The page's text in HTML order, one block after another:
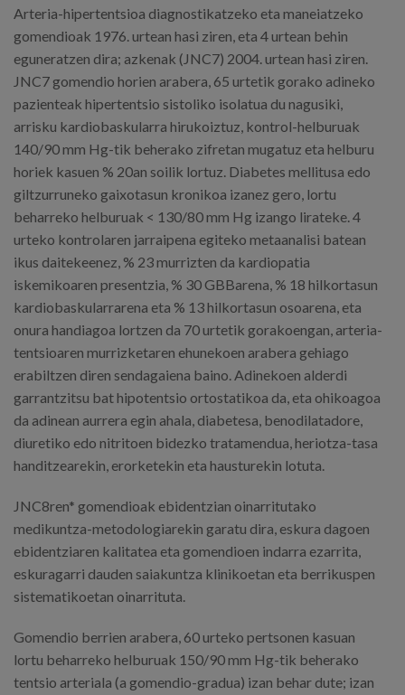
Arteria-hipertentsioa diagnostikatzeko eta maneiatzeko
gomendioak 1976. urtean hasi ziren, eta 4 urtean behin
eguneratzen dira; azkenak (JNC7) 2004. urtean hasi ziren.
JNC7 gomendio horien arabera, 65 urtetik gorako adineko
pazienteak hipertentsio sistoliko isolatua du nagusiki,
arrisku kardiobaskularra hirukoiztuz, kontrol-helburuak
140/90 mm Hg-tik beherako zifretan mugatuz eta helburu
horiek kasuen % 20an soilik lortuz. Diabetes mellitusa edo
giltzurruneko gaixotasun kronikoa izanez gero, lortu
beharreko helburuak < 130/80 mm Hg izango lirateke. 4
urteko kontrolaren jarraipena egiteko metaanalisi batean
ikus daitekeenez, % 23 murrizten da kardiopatia
iskemikoaren presentzia, % 30 GBBarena, % 18 hilkortasun
kardiobaskularrarena eta % 13 hilkortasun osoarena, eta
onura handiagoa lortzen da 70 urtetik gorakoengan, arteria-
tentsioaren murrizketaren ehunekoen arabera gehiago
erabiltzen diren sendagaiena baino. Adinekoen alderdi
garrantzitsu bat hipotentsio ortostatikoa da, eta ohikoagoa
da adinean aurrera egin ahala, diabetesa, benodilatadore,
diuretiko edo nitritoen bidezko tratamendua, heriotza-tasa
handitzearekin, erorketekin eta hausturekin lotuta.
JNC8ren* gomendioak ebidentzian oinarritutako
medikuntza-metodologiarekin garatu dira, eskura dagoen
ebidentziaren kalitatea eta gomendioen indarra ezarrita,
eskuragarri dauden saiakuntza klinikoetan eta berrikuspen
sistematikoetan oinarrituta.
Gomendio berrien arabera, 60 urteko pertsonen kasuan
lortu beharreko helburuak 150/90 mm Hg-tik beherako
tentsio arteriala (a gomendio-gradua) izan behar dute; izan